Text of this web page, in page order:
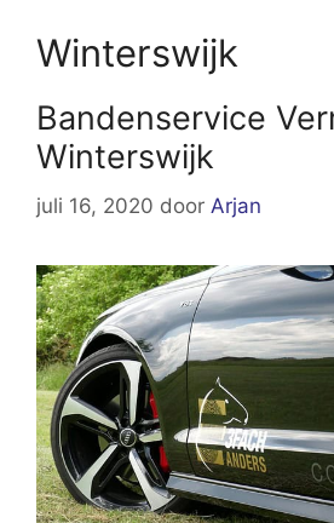
Winterswijk
Bandenservice
Winterswijk
juli 16, 2020 door Arjan